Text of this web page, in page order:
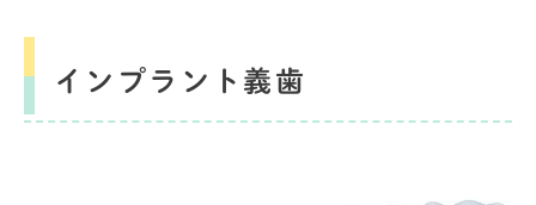
インプラント義歯